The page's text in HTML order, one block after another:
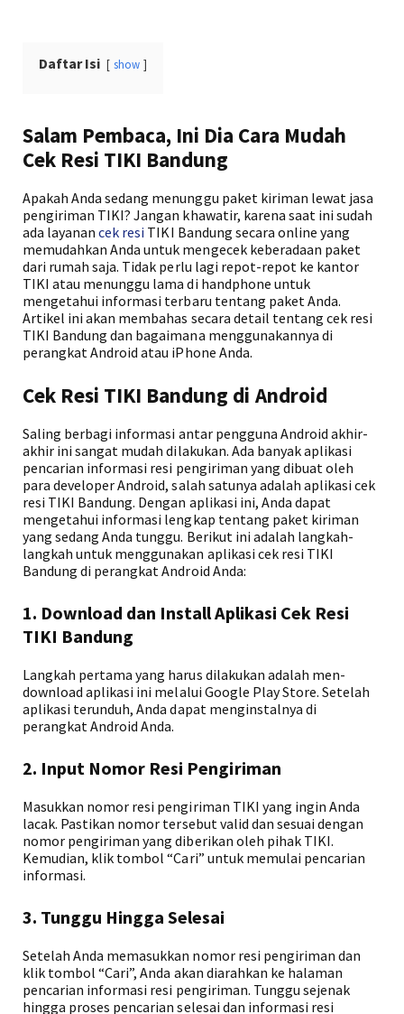
Daftar Isi show
Salam Pembaca, Ini Dia Cara Mudah
Cek Resi TIKI Bandung
Apakah Anda sedang menunggu paket kiriman lewat jasa
pengiriman TIKI? Jangan khawatir, karena saat ini sudah
ada layanancek resi TIKI Bandung secara online yang
memudahkan Anda untuk mengecek keberadaan paket
dari rumah saja. Tidak perlu lagi repot-repot ke kantor
TIKI atau menunggu lama di handphone untuk
mengetahui informasi terbaru tentang paket Anda.
Artikel ini akan membahas secara detail tentang cek resi
TIKI Bandung dan bagaimana menggunakannya di
perangkat Android atau iPhone Anda.
Cek Resi TIKI Bandung di Android
Saling berbagi informasi antar pengguna Android akhir-
akhir ini sangat mudah dilakukan. Ada banyak aplikasi
pencarian informasi resi pengiriman yang dibuat oleh
para developer Android, salah satunya adalah aplikasi cek
resi TIKI Bandung. Dengan aplikasi ini, Anda dapat
mengetahui informasi lengkap tentang paket kiriman
yang sedang Anda tunggu. Berikut ini adalah langkah-
langkah untuk menggunakan aplikasi cek resi TIKI
Bandung di perangkat Android Anda:
1. Download dan Install Aplikasi Cek Resi
TIKI Bandung
Langkah pertama yang harus dilakukan adalah men-
download aplikasi ini melalui Google Play Store. Setelah
aplikasi terunduh, Anda dapat menginstalnya di
perangkat Android Anda.
2. Input Nomor Resi Pengiriman
Masukkan nomor resi pengiriman TIKI yang ingin Anda
lacak. Pastikan nomor tersebut valid dan sesuai dengan
nomor pengiriman yang diberikan oleh pihak TIKI.
Kemudian, klik tombol “Cari” untuk memulai pencarian
informasi.
3. Tunggu Hingga Selesai
Setelah Anda memasukkan nomor resi pengiriman dan
klik tombol “Cari”, Anda akan diarahkan ke halaman
pencarian informasi resi pengiriman. Tunggu sejenak
hingga proses pencarian selesai dan informasi resi